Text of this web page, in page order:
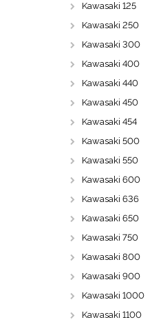
Kawasaki 125
Kawasaki 250
Kawasaki 300
Kawasaki 400
Kawasaki 440
Kawasaki 450
Kawasaki 454
Kawasaki 500
Kawasaki 550
Kawasaki 600
Kawasaki 636
Kawasaki 650
Kawasaki 750
Kawasaki 800
Kawasaki 900
Kawasaki 1000
Kawasaki 1100